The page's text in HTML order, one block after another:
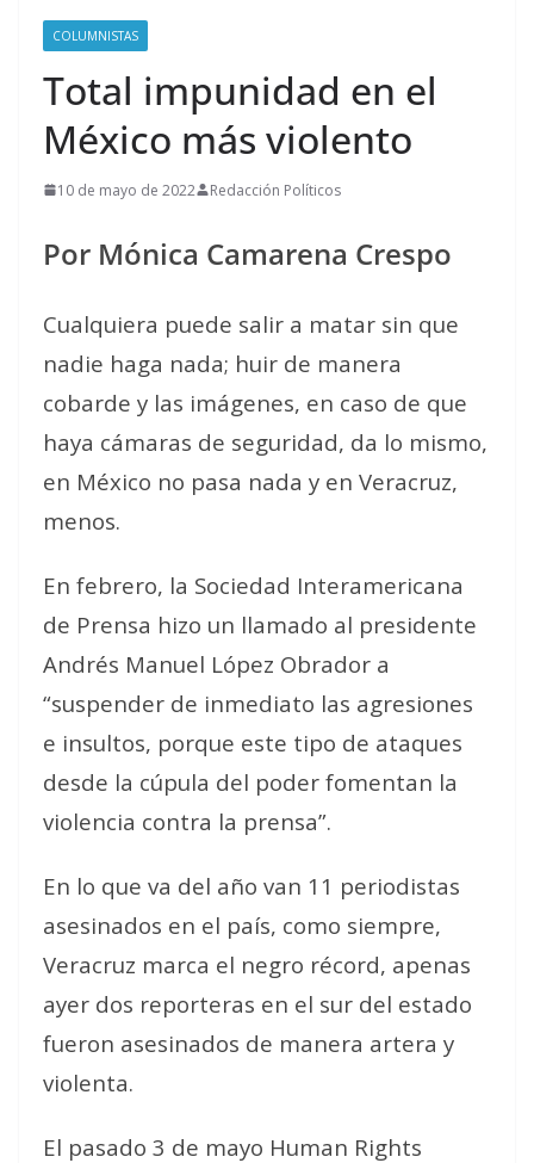
COLUMNISTAS
Total impunidad en el
México más violento
10 de mayo de 2022 Redacción Políticos
Por Mónica Camarena Crespo
Cualquiera puede salir a matar sin que
nadie haga nada; huir de manera
cobarde y las imágenes, en caso de que
haya cámaras de seguridad, da lo mismo,
en México no pasa nada y en Veracruz,
menos.
En febrero, la Sociedad Interamericana
de Prensa hizo un llamado al presidente
Andrés Manuel López Obrador a
“suspender de inmediato las agresiones
e insultos, porque este tipo de ataques
desde la cúpula del poder fomentan la
violencia contra la prensa”.
En lo que va del año van 11 periodistas
asesinados en el país, como siempre,
Veracruz marca el negro récord, apenas
ayer dos reporteras en el sur del estado
fueron asesinados de manera artera y
violenta.
El pasado 3 de mayo Human Rights